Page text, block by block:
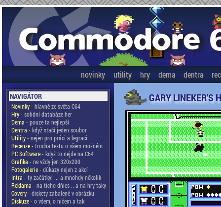
novinky utility hry dema dentra
NAVIGÁTOR
Novinky- hlavně ze světa C64
Hry- solidní databáze her
Dema - pouze ta nejlepší
Dentra - když stačí jeden soubor
Utility- nejen pro práci a legraci
Recenze- trocha textu o všem možném
PC Software- když to nejde na C64
Grafika - ne vždy jen 320x200
Fotogalerie- důkazy nejen z akcí
Intra - ty začátky! ... a mnohdy několik
Reklama - na ticho dňies .. a na hry taky
Covery- diskety zabalené v obrázku
Diskuze- o všem, o ničem a tak
GARY LINEKER'S